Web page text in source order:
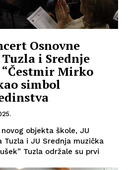
Osnovne
i Srednje
Mirko
simbol
objekta škole, JU
Tuzla i JU Srednja muzička
Tuzla održale su prvi